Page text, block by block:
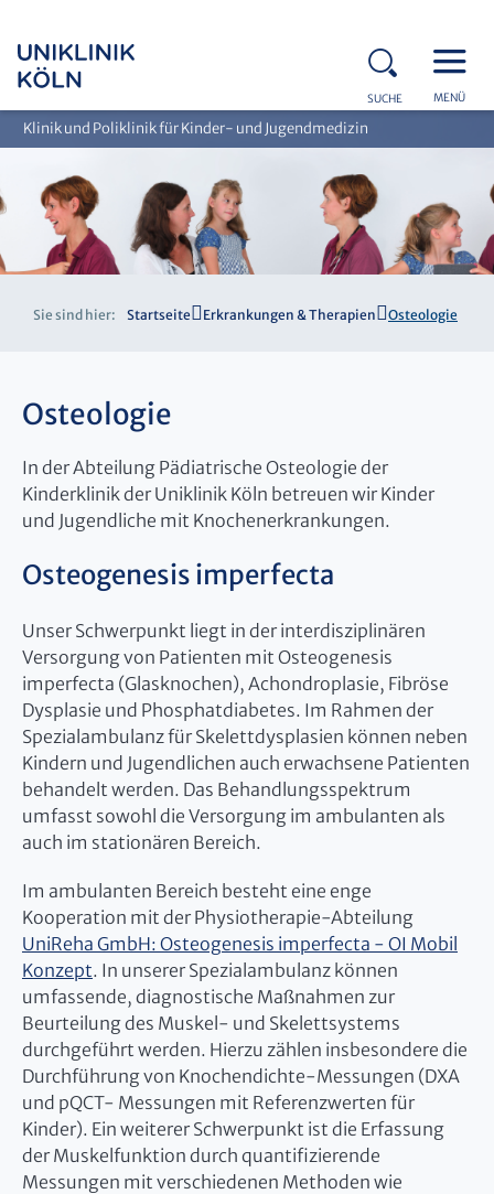
SUCHE MENÜ
Klinik und Poliklinik für Kinder- und Jugendmedizin
Sie sind hier: Startseite Erkrankungen & Therapien Osteologie
Osteologie
In der Abteilung Pädiatrische Osteologie der
Kinderklinik der Uniklinik Köln betreuen wir Kinder
und Jugendliche mit Knochenerkrankungen.
Osteogenesis imperfecta
Unser Schwerpunkt liegt in der interdisziplinären
Versorgung von Patienten mit Osteogenesis
imperfecta (Glasknochen), Achondroplasie, Fibröse
Dysplasie und Phosphatdiabetes. Im Rahmen der
Spezialambulanz für Skelettdysplasien können neben
Kindern und Jugendlichen auch erwachsene Patienten
behandelt werden. Das Behandlungsspektrum
umfasst sowohl die Versorgung im ambulanten als
auch im stationären Bereich.
Im ambulanten Bereich besteht eine enge
Kooperation mit der Physiotherapie-Abteilung
UniReha GmbH: Osteogenesis imperfecta - OI Mobil
Konzept. In unserer Spezialambulanz können
umfassende, diagnostische Maßnahmen zur
Beurteilung des Muskel- und Skelettsystems
durchgeführt werden. Hierzu zählen insbesondere die
Durchführung von Knochendichte-Messungen (DXA
und pQCT- Messungen mit Referenzwerten für
Kinder). Ein weiterer Schwerpunkt ist die Erfassung
der Muskelfunktion durch quantifizierende
Messungen mit verschiedenen Methoden wie